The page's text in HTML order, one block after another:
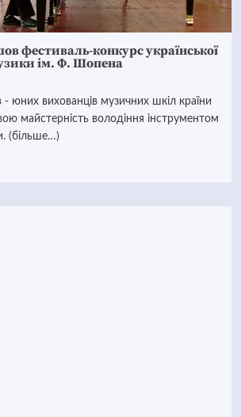
фестиваль-конкурс української
ім. Ф. Шопена
- юних вихованців музичних шкіл країни
майстерність володіння інструментом
(більше…)